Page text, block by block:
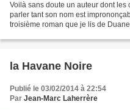
Voilà sans doute un auteur dont
parler tant son nom est
troisième roman que je lis de
la Havane Noire
Publié le 03/02/2014 à 22:54
Par Jean-Marc Laherrère